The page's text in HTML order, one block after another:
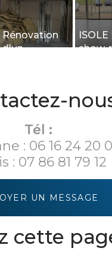
Rénovation
d'un
ISOLE
show-
de
- M...
Tél :
: 06 16 24 20
: 07 86 81 79 12
UN MESSAGE
cette